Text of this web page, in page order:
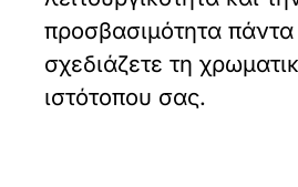
προσβασιμότητα
σχεδιάζετε τη
ιστότοπου σας.